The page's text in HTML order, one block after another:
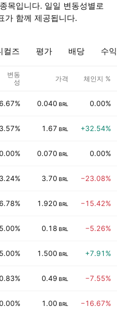
목입니다. 일일 변동성별로
가 함께 제공됩니다.
컬즈 평가 배당 수
변동
성
가격 체인지 %
0.040 BRL 0.00%
1.67 BRL +32.54%
0.070 BRL 0.00%
3.70 BRL −23.08%
1.920 BRL −15.42%
0.18 BRL −5.26%
1.500 BRL +7.91%
0.49 BRL −7.55%
1.00 BRL −16.67%